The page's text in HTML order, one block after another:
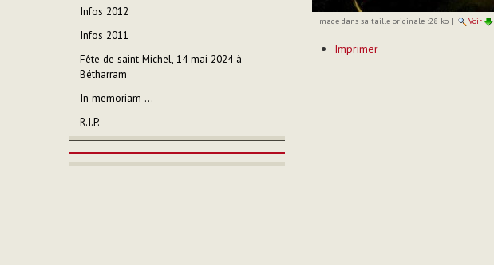
Infos 2012
Infos 2011
Fête de saint Michel, 14 mai 2024 à
Bétharram
In memoriam ...
R.I.P.
Image dans sa taille originale :28 ko| Voir
sur
Imprimer